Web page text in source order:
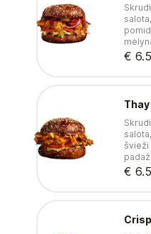
€
švieži
€